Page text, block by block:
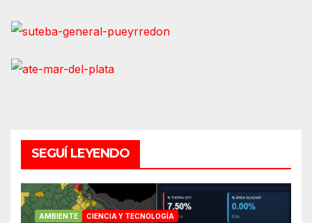
SEGUÍ LEYENDO
AMBIENTE CIENCIA Y TECNOLOGÍA